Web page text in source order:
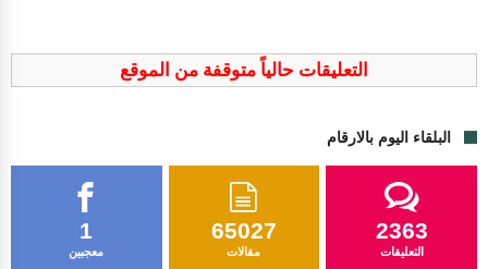
التعليقات حالياً متوقفة من الموقع
البلقاء اليوم بالارقام
1
معجبين
65027
مقالات
2363
التعليقات